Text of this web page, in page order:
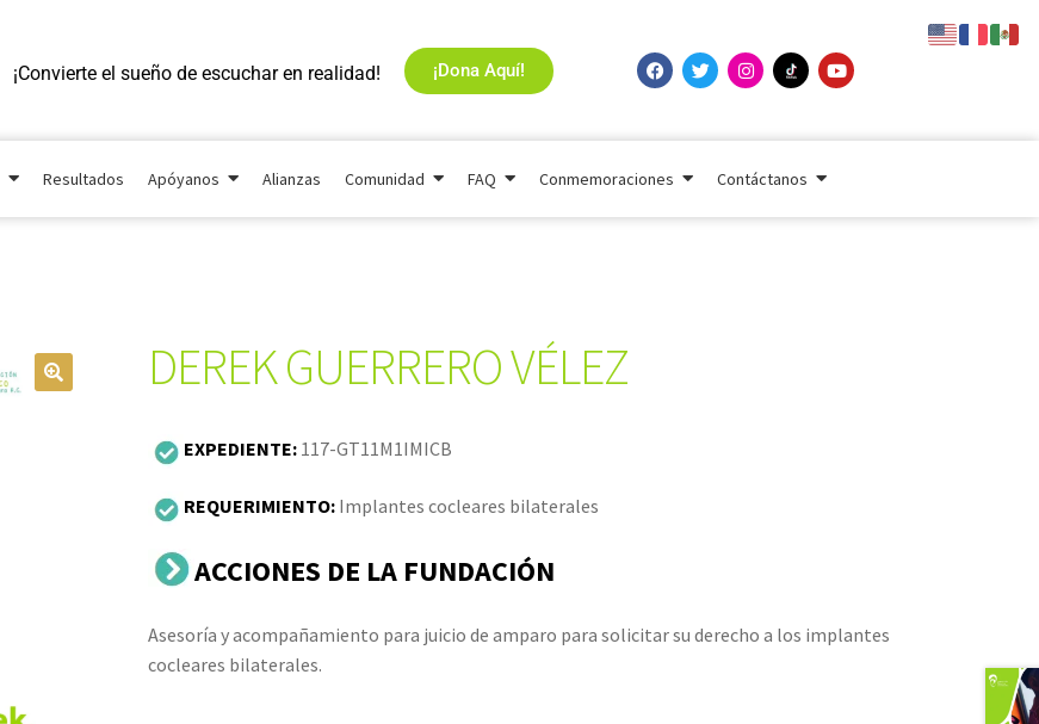
¡Convierte el sueño de escuchar en realidad! ¡Dona Aquí!
Resultados Apóyanos Alianzas Comunidad FAQ Conmemoraciones Contáctanos
DEREK GUERRERO VÉLEZ
EXPEDIENTE: 117-GT11M1IMICB
REQUERIMIENTO: Implantes cocleares bilaterales
ACCIONES DE LA FUNDACIÓN
Asesoría y acompañamiento para juicio de amparo para solicitar su derecho a los implantes
cocleares bilaterales.